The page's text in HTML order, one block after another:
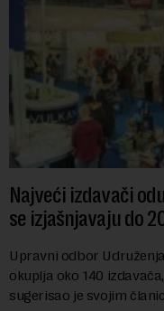
Najveći izdavači
se izjašnjavaju do
Upravni odbor
okuplja oko 140
sugerisao je svojim